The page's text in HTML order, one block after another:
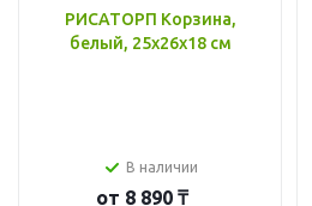
РИСАТОРП Корзина,
белый, 25x26x18 см
В наличии
от 8 890 ₸